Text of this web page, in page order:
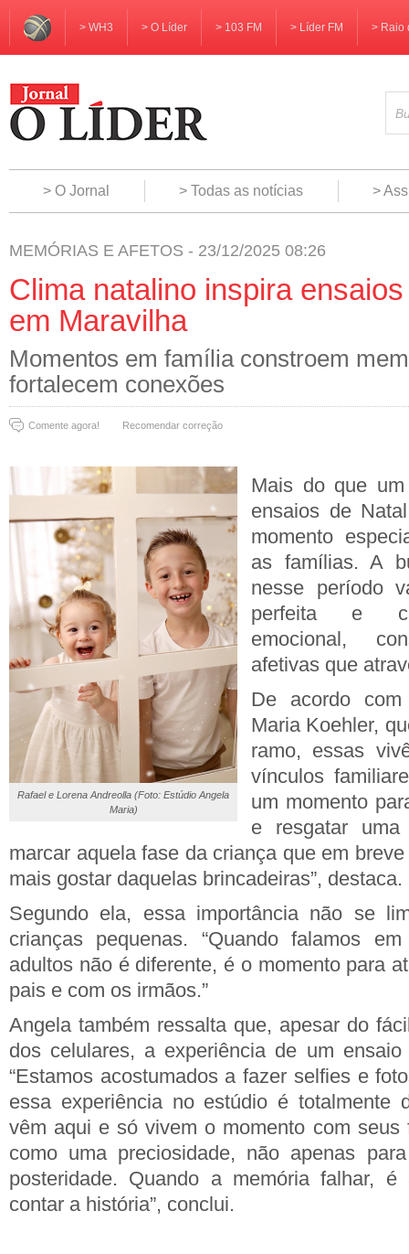
> WH3 > O Líder > 103 FM > Líder FM > Raio
> O Jornal > Todas as notícias >
MEMÓRIAS E AFETOS - 23/12/2025 08:26
Clima natalino inspira
em Maravilha
Momentos em família constroem
fortalecem conexões
Comente agora! Recomendar correção
Rafael e Lorena Andreolla (Foto: Estúdio Angela
Maria)
Mais do que
ensaios de
momento
as famílias. A
nesse período
perfeita e
emocional,
afetivas que
De acordo
Maria Koehler,
ramo, essas
vínculos
um momento
e resgatar
marcar aquela fase da criança que em
mais gostar daquelas brincadeiras”, destaca.
Segundo ela, essa importância não se
crianças pequenas. “Quando falamos
adultos não é diferente, é o momento para
pais e com os irmãos.”
Angela também ressalta que, apesar do
dos celulares, a experiência de um
“Estamos acostumados a fazer selfies e
essa experiência no estúdio é totalmente
vêm aqui e só vivem o momento com
como uma preciosidade, não apenas
posteridade. Quando a memória falhar,
contar a história”, conclui.